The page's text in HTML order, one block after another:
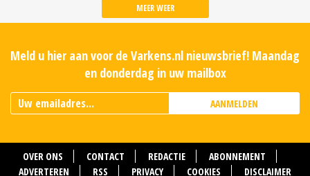
MEER WEER
Meld u hier aan voor de Varkens.nl nieuwsbrief! Maandag
en donderdag in uw mailbox
AANMELDEN
OVER ONS CONTACT REDACTIE
ABONNEMENT
ADVERTEREN
RSS PRIVACY COOKIES DISCLAIMER